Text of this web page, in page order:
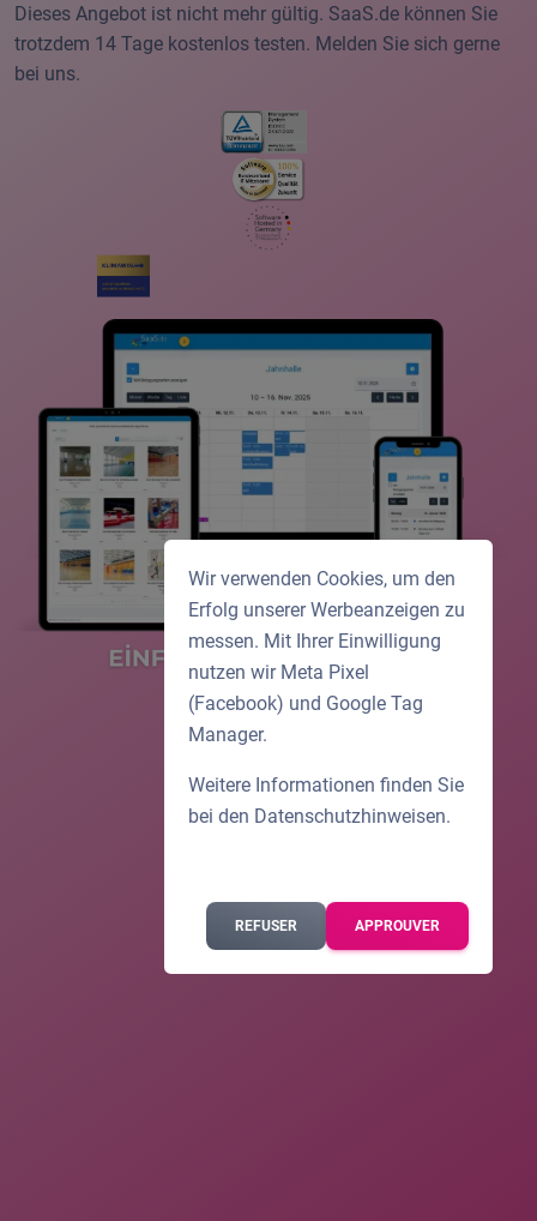
Dieses Angebot ist nicht mehr gültig. SaaS.de können Sie
trotzdem 14 Tage kostenlos testen. Melden Sie sich gerne
bei uns.
Wir verwenden Cookies, um den
Erfolg unserer Werbeanzeigen zu
messen. Mit Ihrer Einwilligung
nutzen wir Meta Pixel
(Facebook) und Google Tag
Manager.
Weitere Informationen finden Sie
bei den Datenschutzhinweisen.
REFUSER APPROUVER